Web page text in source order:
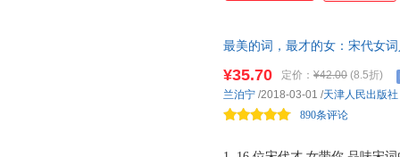
最美的词，最才的女：宋代女
烂词作。字里行间充满惊人的
¥35.70 定价： ¥42.00 (8.5折)
890条评论
兰泊宁 /2018-03-01 /天津人民出版社